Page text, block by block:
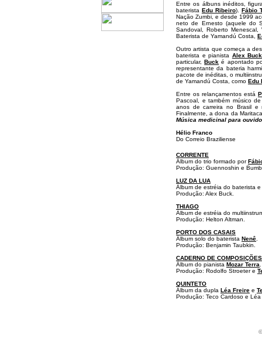
Entre os álbuns inéditos,
baterista Edu Ribeiro). Fábio
Nação Zumbi, e desde 1999
neto de Ernesto (aquele do
Sandoval, Roberto
Baterista de Yamandú Costa,
Outro artista que começa a
baterista e pianista Alex Buck
particular,Buck é apontado
representante da bateria
pacote de inéditas, o
de Yamandú Costa, como Edu
Entre os relançamentos está
Pascoal, e também músico
anos de carreira no Brasil
Finalmente, a dona da
Música medicinal para
Hélio Franco
Do Correio Braziliense
CORRENTE
Álbum do trio formado por
Produção: Guennoshin e
LUZ DA LUA
Álbum de estréia do baterista
Produção: Alex Buck.
THIAGO
Álbum de estréia do
Produção: Helton Altman.
PORTO DOS CASAIS
Álbum solo do baterista Nenê
Produção: Benjamin Taubkin.
CADERNO DE COMPOSIÇÕES
Álbum do pianista Mozar Terra
Produção: Rodolfo Stroeter e
QUINTETO
Álbum da dupla Léa Freire e
Produção: Teco Cardoso e Léa